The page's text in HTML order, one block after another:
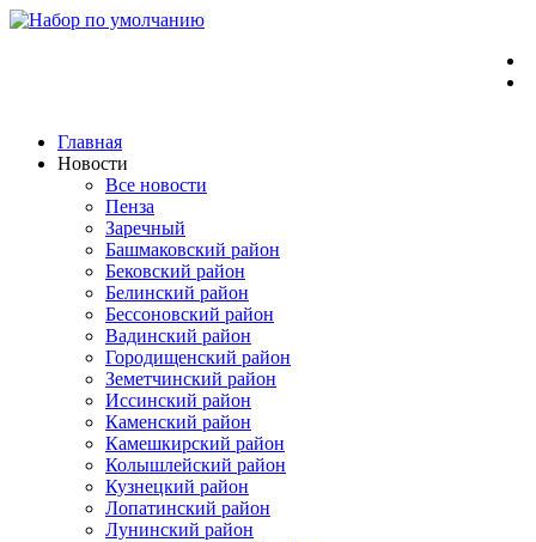
Перейти
Главная
Новости
Все новости
Пенза
Заречный
Башмаковский район
Бековский район
Белинский район
Бессоновский район
Вадинский район
Городищенский район
Земетчинский район
Иссинский район
Каменский район
Камешкирский район
Колышлейский район
Кузнецкий район
Лопатинский район
Лунинский район